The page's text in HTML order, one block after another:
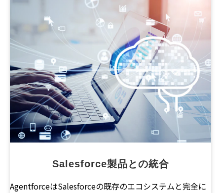
Salesforce製品との統合
AgentforceはSalesforceの既存のエコシステムと完全に